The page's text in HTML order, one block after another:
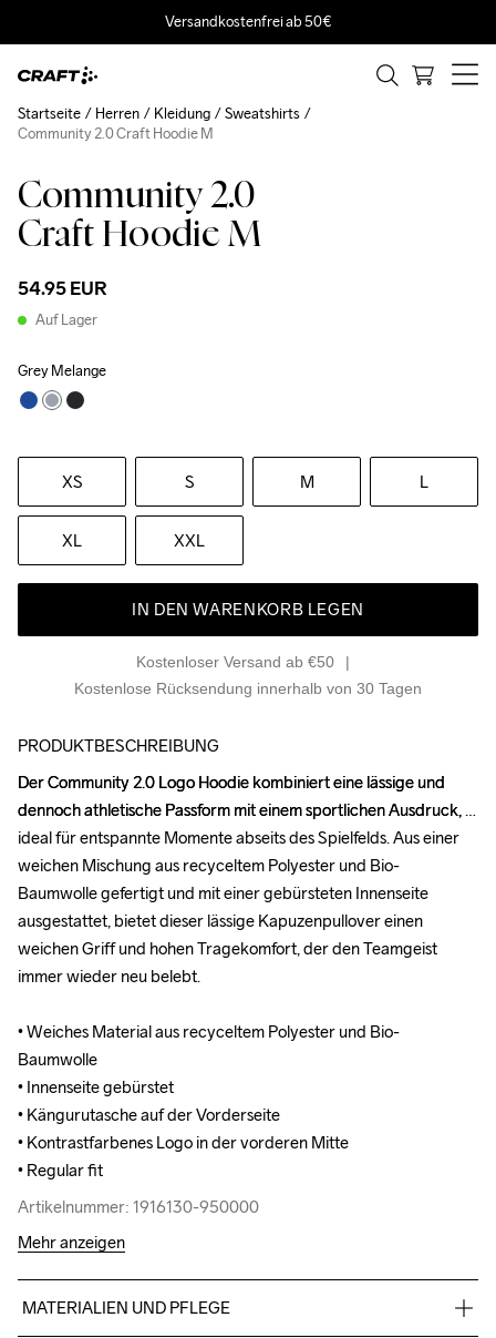
Versandkostenfrei ab 50€
Community 2.0
Craft Hoodie M
54.95 EUR
Auf Lager
Grey Melange
XS S M L
XL XXL
IN DEN WARENKORB LEGEN
Kostenloser Versand ab €50
Kostenlose Rücksendung innerhalb von 30 Tagen
Startseite Herren Kleidung
Sweatshirts
Community 2.0 Craft Hoodie M
PRODUKTBESCHREIBUNG
Der Community 2.0 Logo Hoodie kombiniert eine lässige und
dennoch athletische Passform mit einem sportlichen Ausdruck,
ideal für entspannte Momente abseits des Spielfelds. Aus einer
weichen Mischung aus recyceltem Polyester und Bio-
Baumwolle gefertigt und mit einer gebürsteten Innenseite
ausgestattet, bietet dieser lässige Kapuzenpullover einen
weichen Griff und hohen Tragekomfort, der den Teamgeist
immer wieder neu belebt.
• Weiches Material aus recyceltem Polyester und Bio-
Baumwolle
• Innenseite gebürstet
• Kängurutasche auf der Vorderseite
• Kontrastfarbenes Logo in der vorderen Mitte
• Regular fit
Artikelnummer: 1916130-950000
Der Community 2.0 Logo Hoodie kombiniert eine lässige und
dennoch athletische Passform mit einem sportlichen Ausdruck,
ideal für entspannte Momente abseits des Spielfelds. Aus einer
weichen Mischung aus recyceltem Polyester und Bio-
Baumwolle gefertigt und mit einer gebürsteten Innenseite
ausgestattet, bietet dieser lässige Kapuzenpullover einen
weichen Griff und hohen Tragekomfort, der den Teamgeist
immer wieder neu belebt.
• Weiches Material aus recyceltem Polyester und Bio-
Baumwolle
• Innenseite gebürstet
• Kängurutasche auf der Vorderseite
• Kontrastfarbenes Logo in der vorderen Mitte
• Regular fit
Artikelnummer: 1916130-950000
Mehr anzeigen
MATERIALIEN UND PFLEGE